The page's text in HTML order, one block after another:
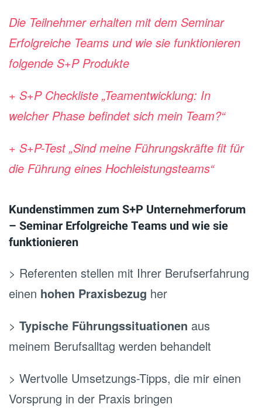
Die Teilnehmer erhalten mit dem Seminar
Erfolgreiche Teams und wie sie funktionieren
folgende S+P Produkte
+ S+P Checkliste „Teamentwicklung: In
welcher Phase befindet sich mein Team?“
+ S+P-Test „Sind meine Führungskräfte fit für
die Führung eines Hochleistungsteams“
Kundenstimmen zum S+P Unternehmerforum
– Seminar Erfolgreiche Teams und wie sie
funktionieren
> Referenten stellen mit Ihrer Berufserfahrung
einen hohen Praxisbezug her
> Typische Führungssituationen aus
meinem Berufsalltag werden behandelt
> Wertvolle Umsetzungs-Tipps, die mir einen
Vorsprung in der Praxis bringen